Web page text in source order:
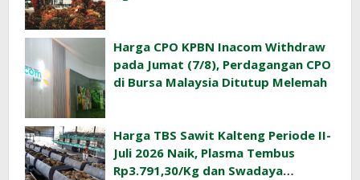
Harga CPO KPBN Inacom Withdraw
pada Jumat (7/8), Perdagangan CPO
di Bursa Malaysia Ditutup Melemah
Harga TBS Sawit Kalteng Periode II-
Juli 2026 Naik, Plasma Tembus
Rp3.791,30/Kg dan Swadaya